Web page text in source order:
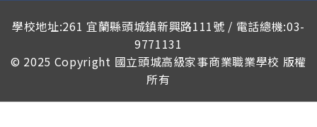
學校地址:261 宜蘭縣頭城鎮新興路111號 / 電話總機:03-
9771131
© 2025 Copyright 國立頭城高級家事商業職業學校 版權
所有